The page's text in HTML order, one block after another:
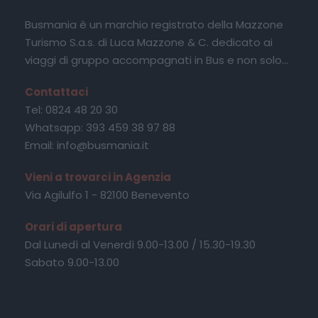
colazi
one in
go – pranzo libero – nel pomeriggio visita di
Friburgo con accompagnatore (splendida
cittadina nel cuore della Foresta Nera, la città
vecchia raccolta intorno alla Cattedrale,
grande capolavoro architettonico ed artistico
Busmania è un marchio registrato della Mazzone
Turismo S.a.s. di Luca Mazzone & C. dedicato ai
viaggi di gruppo accompagnati in Bus e non solo...
Contattaci
Tel: 0824 48 20 30
Whatsapp: 393 459 38 97 88
Email: info@busmania.it
Vieni a trovarci in Agenzia
Via Agilulfo 1 - 82100 Benevento
Orari di apertura
Dal Lunedì al Venerdì 9.00-13.00 / 15.30-19.30
Sabato 9.00-13.00